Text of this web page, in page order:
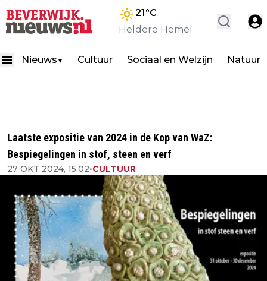
21°C
Heldere Hemel
Nieuws ▼ Cultuur Sociaal en Welzijn Natuur
Laatste expositie van 2024 in de Kop van WaZ:
Bespiegelingen in stof, steen en verf
27 OKT 2024, 15:02•CULTUUR